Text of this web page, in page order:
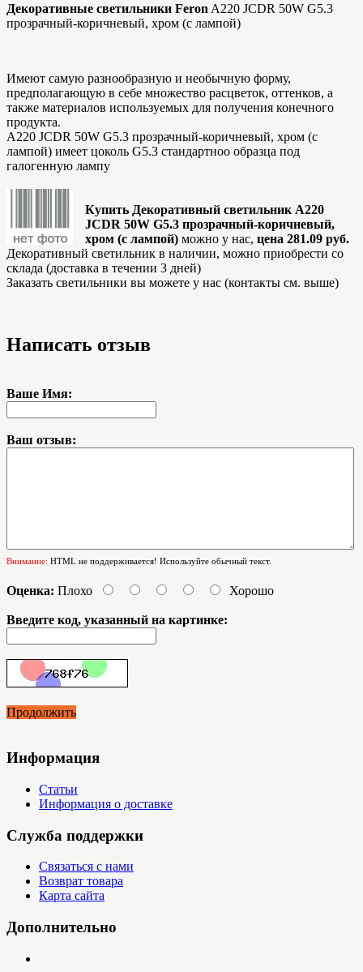
Декоративные светильники Feron A220 JCDR 50W G5.3
прозрачный-коричневый, хром (с лампой)
Имеют самую разнообразную и необычную форму,
предполагающую в себе множество расцветок, оттенков, а
также материалов используемых для получения конечного
продукта.
A220 JCDR 50W G5.3 прозрачный-коричневый, хром (с
лампой) имеет цоколь G5.3 стандартноо образца под
галогенную лампу
Купить Декоративный светильник A220
JCDR 50W G5.3 прозрачный-коричневый,
хром (с лампой) можно у нас, цена 281.09 руб.
Декоративный светильник в наличии, можно приобрести со
склада (доставка в течении 3 дней)
Заказать светильники вы можете у нас (контакты см. выше)
Написать отзыв
Ваше Имя:
Ваш отзыв:
Внимание: HTML не поддерживается! Используйте обычный текст.
Оценка: Плохо Хорошо
Введите код, указанный на картинке:
Продолжить
Информация
Статьи
Информация о доставке
Служба поддержки
Связаться с нами
Возврат товара
Карта сайта
Дополнительно